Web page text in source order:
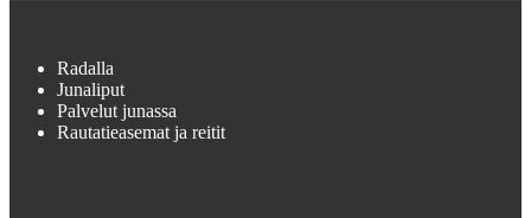
Radalla
Junaliput
Palvelut junassa
Rautatieasemat ja reitit